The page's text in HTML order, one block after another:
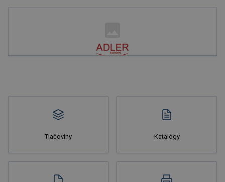
Tlačoviny Katalógy